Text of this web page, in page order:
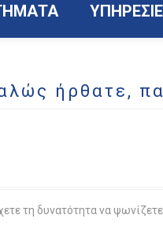
ήρθατε,
τη δυνατότητα να ψωνίζετε